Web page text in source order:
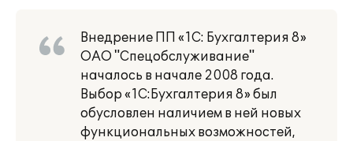
Внедрение ПП «1С: Бухгалтерия 8»
ОАО "Спецобслуживание"
началось в начале 2008 года.
Выбор «1С:Бухгалтерия 8» был
обусловлен наличием в ней новых
функциональных возможностей,